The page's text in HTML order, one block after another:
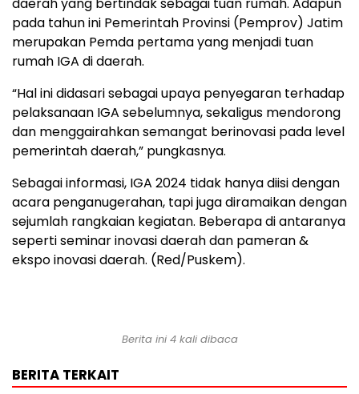
pada tahun ini Pemerintah Provinsi (Pemprov) Jatim
merupakan Pemda pertama yang menjadi tuan
rumah IGA di daerah.
“Hal ini didasari sebagai upaya penyegaran terhadap
pelaksanaan IGA sebelumnya, sekaligus mendorong
dan menggairahkan semangat berinovasi pada level
pemerintah daerah,” pungkasnya.
Sebagai informasi, IGA 2024 tidak hanya diisi dengan
acara penganugerahan, tapi juga diramaikan dengan
sejumlah rangkaian kegiatan. Beberapa di antaranya
seperti seminar inovasi daerah dan pameran &
ekspo inovasi daerah. (Red/Puskem).
Berita ini 4 kali dibaca
BERITA TERKAIT